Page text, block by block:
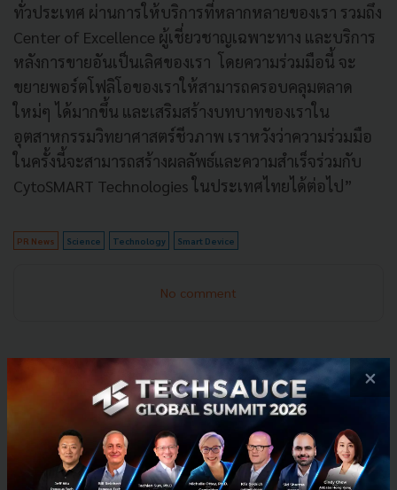
ทั่วประเทศ ผ่านการให้บริการที่หลากหลายของเรา รวมถึง
Center of Excellence ผู้เชี่ยวชาญเฉพาะทาง และบริการ
หลังการขายอันเป็นเลิศของเรา โดยความร่วมมือนี้ จะ
ขยายพอร์ตโฟลิโอของเราให้สามารถครอบคลุมตลาด
ใหม่ๆ ได้มากขึ้น และเสริมสร้างบทบาทของเราใน
อุตสาหกรรมวิทยาศาสตร์ชีวภาพ เราหวังว่าความร่วมมือ
ในครั้งนี้จะสามารถสร้างผลลัพธ์และความสำเร็จร่วมกับ
CytoSMART Technologies ในประเทศไทยได้ต่อไป”
PR News Science Technology Smart Device
No comment
×